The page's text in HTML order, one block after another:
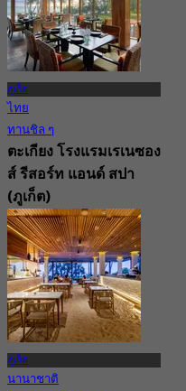
ภูเก็ต
ไทย
ทานชิล ๆ
ตะเกียง โรงแรมเรเนซอง
ส์ รีสอร์ท แอนด์ สปา
(ภูเก็ต)
4.7
375 การจอง
จาก฿ 795
ภูเก็ต
นานาชาติ